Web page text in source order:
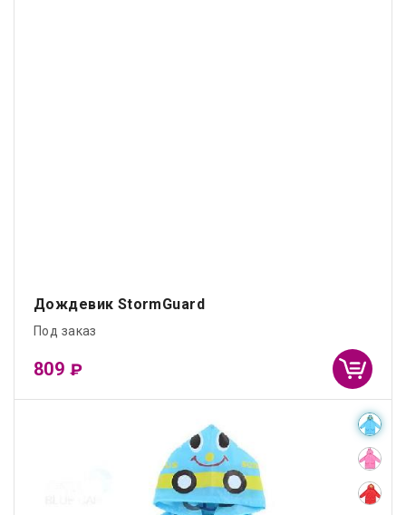
Дождевик StormGuard
Под заказ
809 ₽